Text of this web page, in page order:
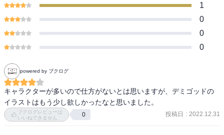
1
0
0
0
powered by ブクログ
キャラクターが多いので仕方がないとは思いますが、デミゴッドの
イラストはもう少し欲しかったなと思いました。
ブクログレビューは
いいねできません
0 投稿日 : 2022.12.31